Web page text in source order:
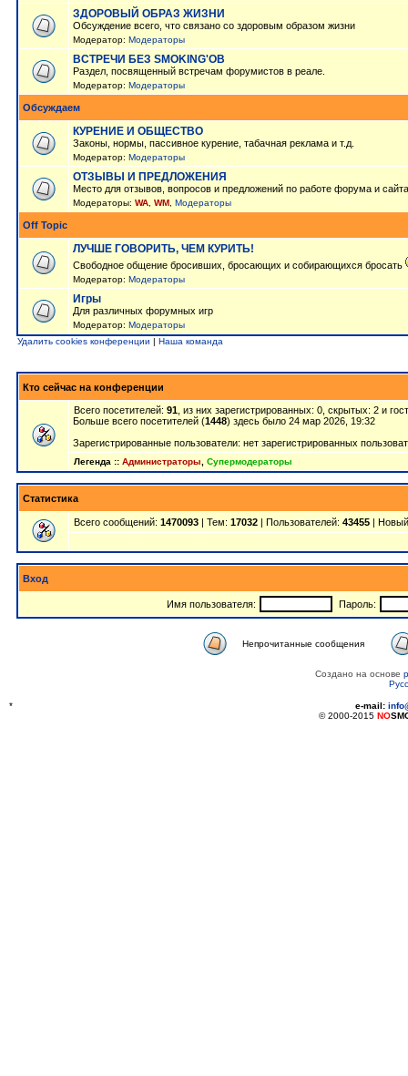
ЗДОРОВЫЙ ОБРАЗ ЖИЗНИ
Обсуждение всего, что связано со здоровым образом жизни
Модератор: Модераторы
ВСТРЕЧИ БЕЗ SMOKING'OB
Раздел, посвященный встречам форумистов в реале.
Модератор: Модераторы
Обсуждаем
КУРЕНИЕ И ОБЩЕСТВО
Законы, нормы, пассивное курение, табачная реклама и т.д.
Модератор: Модераторы
ОТЗЫВЫ И ПРЕДЛОЖЕНИЯ
Место для отзывов, вопросов и предложений по работе форума и сайта
Модераторы: WA WM Модераторы
Off Topic
ЛУЧШЕ ГОВОРИТЬ, ЧЕМ КУРИТЬ!
Свободное общение бросивших, бросающих и собирающихся бросать
Модератор: Модераторы
Игры
Для различных форумных игр
Модератор: Модераторы
Удалить cookies конференции | Наша команда
Кто сейчас на конференции
Всего посетителей: 91 , из них зарегистрированных: 0, скрытых: 2 и
Больше всего посетителей (1448) здесь было 24 мар 2026, 19:32
Зарегистрированные пользователи: нет зарегистрированных
Легенда :: Администраторы Супермодераторы
Статистика
Всего сообщений: 1470093 | Тем: 17032 | Пользователей: 43455 |
Вход
Имя пользователя: Пароль:
Непрочитанные сообщения
Создано на основе
* e-mail:
© 2000-2015 NO